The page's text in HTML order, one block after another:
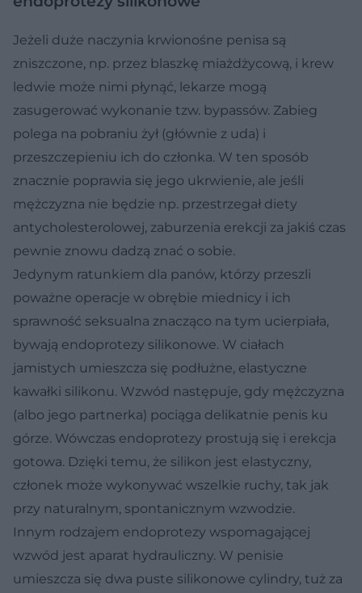
Jeżeli duże naczynia krwionośne penisa są
zniszczone, np. przez blaszkę miażdżycową, i krew
ledwie może nimi płynąć, lekarze mogą
zasugerować wykonanie tzw. bypassów. Zabieg
polega na pobraniu żył (głównie z uda) i
przeszczepieniu ich do członka. W ten sposób
znacznie poprawia się jego ukrwienie, ale jeśli
mężczyzna nie będzie np. przestrzegał diety
antycholesterolowej, zaburzenia erekcji za jakiś czas
pewnie znowu dadzą znać o sobie.
Jedynym ratunkiem dla panów, którzy przeszli
poważne operacje w obrębie miednicy i ich
sprawność seksualna znacząco na tym ucierpiała,
bywają endoprotezy silikonowe. W ciałach
jamistych umieszcza się podłużne, elastyczne
kawałki silikonu. Wzwód następuje, gdy mężczyzna
(albo jego partnerka) pociąga delikatnie penis ku
górze. Wówczas endoprotezy prostują się i erekcja
gotowa. Dzięki temu, że silikon jest elastyczny,
członek może wykonywać wszelkie ruchy, tak jak
przy naturalnym, spontanicznym wzwodzie.
Innym rodzajem endoprotezy wspomagającej
wzwód jest aparat hydrauliczny. W penisie
umieszcza się dwa puste silikonowe cylindry, tuż za